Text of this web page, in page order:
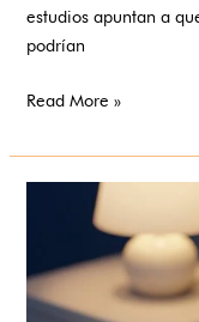
estudios apuntan a
podrían
Read More »
Bruxismo:
sonrisa
del